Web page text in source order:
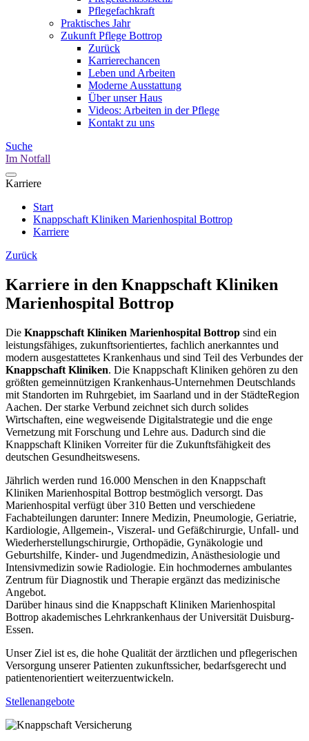
Pflegefachkraft
Praktisches Jahr
Zukunft Pflege Bottrop
Zurück
Karrierechancen
Leben und Arbeiten
Moderne Ausstattung
Über unser Haus
Videos: Arbeiten in der Pflege
Kontakt zu uns
Suche
Im Notfall
Karriere
Start
Knappschaft Kliniken Marienhospital Bottrop
Karriere
Zurück
Karriere in den Knappschaft Kliniken
Marienhospital Bottrop
Die Knappschaft Kliniken Marienhospital Bottrop sind ein
leistungsfähiges, zukunftsorientiertes, fachlich anerkanntes und
modern ausgestattetes Krankenhaus und sind Teil des Verbundes der
Knappschaft Kliniken. Die Knappschaft Kliniken gehören zu den
größten gemeinnützigen Krankenhaus-Unternehmen Deutschlands
mit Standorten im Ruhrgebiet, im Saarland und in der StädteRegion
Aachen. Der starke Verbund zeichnet sich durch solides
Wirtschaften, eine wegweisende Digitalstrategie und die enge
Vernetzung mit Forschung und Lehre aus. Dadurch sind die
Knappschaft Kliniken Vorreiter für die Zukunftsfähigkeit des
deutschen Gesundheitswesens.
Jährlich werden rund 16.000 Menschen in den Knappschaft
Kliniken Marienhospital Bottrop bestmöglich versorgt. Das
Marienhospital verfügt über 310 Betten und verschiedene
Fachabteilungen darunter: Innere Medizin, Pneumologie, Geriatrie,
Kardiologie, Allgemein-, Viszeral- und Gefäßchirurgie, Unfall- und
Wiederherstellungschirurgie, Orthopädie, Gynäkologie und
Geburtshilfe, Kinder- und Jugendmedizin, Anästhesiologie und
Intensivmedizin sowie Radiologie. Ein hochmodernes ambulantes
Zentrum für Diagnostik und Therapie ergänzt das medizinische
Angebot.
Darüber hinaus sind die Knappschaft Kliniken Marienhospital
Bottrop akademisches Lehrkrankenhaus der Universität Duisburg-
Essen.
Unser Ziel ist es, die hohe Qualität der ärztlichen und pflegerischen
Versorgung unserer Patienten zukunftssicher, bedarfsgerecht und
patientenorientiert weiterzuentwickeln.
Stellenangebote